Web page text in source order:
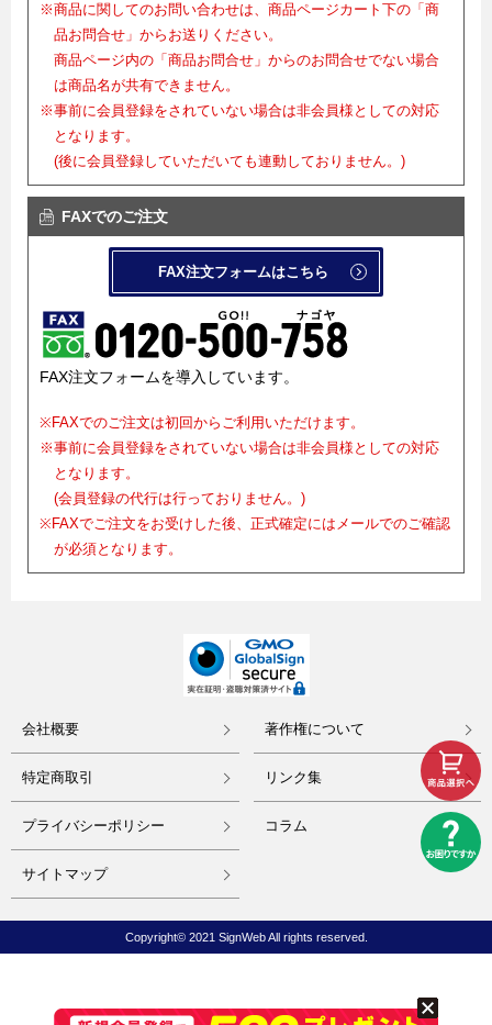
※商品に関してのお問い合わせは、商品ページカート下の「商
品お問合せ」からお送りください。
商品ページ内の「商品お問合せ」からのお問合せでない場合
は商品名が共有できません。
※事前に会員登録をされていない場合は非会員様としての対応
となります。
(後に会員登録していただいても連動しておりません。)
FAXでのご注文
FAX注文フォームはこちら
FAX注文フォームを導入しています。
※FAXでのご注文は初回からご利用いただけます。
※事前に会員登録をされていない場合は非会員様としての対応
となります。
(会員登録の代行は行っておりません。)
※FAXでご注文をお受けした後、正式確定にはメールでのご確認
が必須となります。
会社概要
特定商取引
プライバシーポリシー
サイトマップ
著作権について
リンク集
コラム
Copyright© 2021 SignWeb All rights reserved.